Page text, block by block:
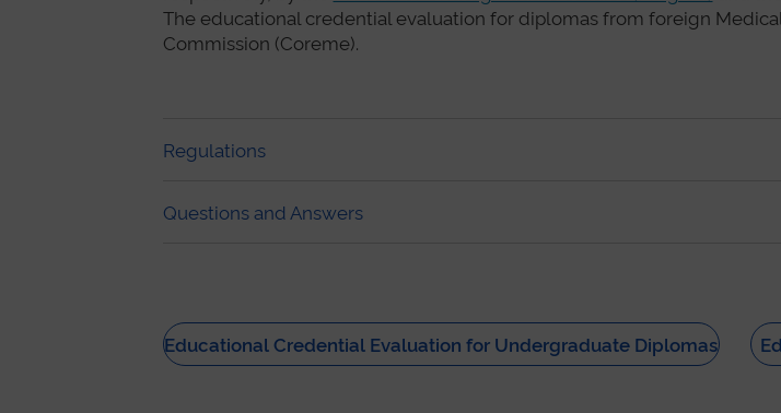
The educational credential evaluation for diplomas from foreign
Commission (Coreme).
Regulations
Questions and Answers
Educational Credential Evaluation for Undergraduate Diplomas